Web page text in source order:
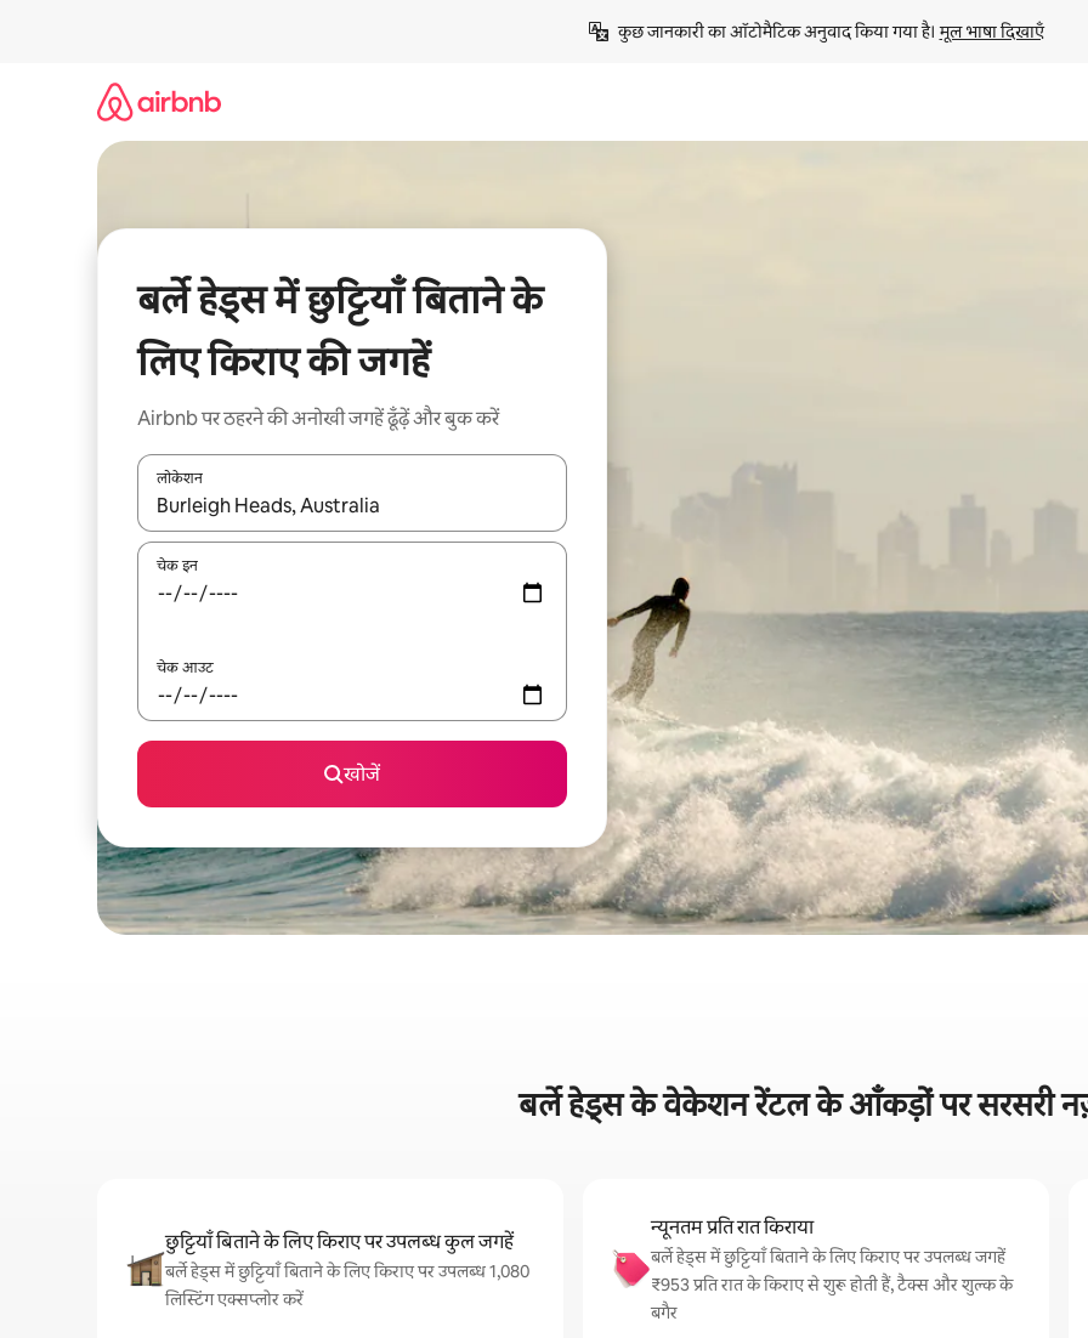
कुछ जानकारी का ऑटोमैटिक अनुवाद किया गया है। मूल भाषा दिखाएँ
बर्ले हेड्स में छुट्टियाँ बिताने के
लिए किराए की जगहें
Airbnb पर ठहरने की अनोखी जगहें ढूँढ़ें और बुक करें
लोकेशन
नतीजों के उपलब्ध होने पर, अप और डाउन 'ऐरो की' का इस्तेमाल करके नेविगेट करें या टच या फिर स्वाइप जेस्चर का इस्तेमाल करके एक्सप्लोर करें।
चेक इन
चेक आउट
खोजें
बर्ले हेड्स के वेकेशन रेंटल के आँकड़ों पर सरसरी
छुट्टियाँ बिताने के लिए किराए पर उपलब्ध कुल जगहें
बर्ले हेड्स में छुट्टियाँ बिताने के लिए किराए पर उपलब्ध 1,080
लिस्टिंग एक्सप्लोर करें
न्यूनतम प्रति रात किराया
बर्ले हेड्स में छुट्टियाँ बिताने के लिए किराए पर उपलब्ध जगहें
₹953 प्रति रात के किराए से शुरू होती हैं, टैक्स और शुल्क के
बगैर